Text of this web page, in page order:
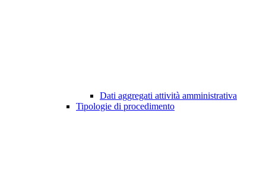
Dati aggregati attività amministrativa
Tipologie di procedimento